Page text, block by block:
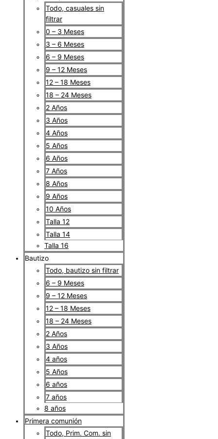
Todo, casuales sin
filtrar
0 – 3 Meses
3 – 6 Meses
6 – 9 Meses
9 – 12 Meses
12 – 18 Meses
18 – 24 Meses
2 Años
3 Años
4 Años
5 Años
6 Años
7 Años
8 Años
9 Años
10 Años
Talla 12
Talla 14
Talla 16
Bautizo
Todo, bautizo sin filtrar
6 – 9 Meses
9 – 12 Meses
12 – 18 Meses
18 – 24 Meses
2 Años
3 Años
4 años
5 Años
6 años
7 años
8 años
Primera comunión
Todo, Prim. Com. sin